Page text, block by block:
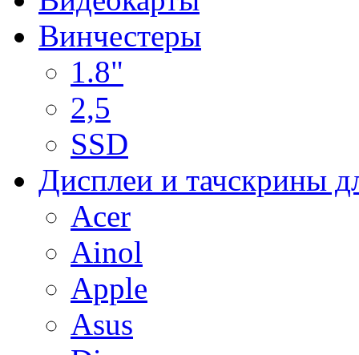
Винчестеры
1.8"
2,5
SSD
Дисплеи и тачскрины
Acer
Ainol
Apple
Asus